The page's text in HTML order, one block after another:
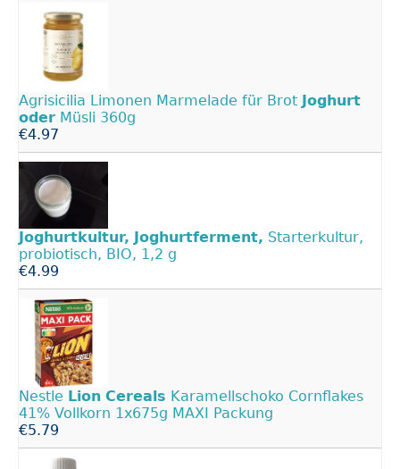
Agrisicilia Limonen Marmelade für Brot Joghurt
oder Müsli 360g
€4.97
Joghurtkultur, Joghurtferment, Starterkultur,
probiotisch, BIO, 1,2 g
€4.99
Nestle Lion Cereals Karamellschoko Cornflakes
41% Vollkorn 1x675g MAXI Packung
€5.79